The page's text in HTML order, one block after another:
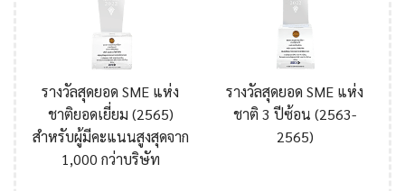
รางวัลสุดยอด SME แห่ง
ชาติยอดเยี่ยม (2565)
สำหรับผู้มีคะแนนสูงสุดจาก
1,000 กว่าบริษัท
รางวัลสุดยอด SME แห่ง
ชาติ 3 ปีซ้อน (2563-
2565)